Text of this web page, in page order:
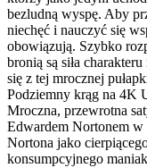
bezludną wyspę. Aby
niechęć i nauczyć się
obowiązują. Szybko
bronią są siła
się z tej mrocznej
Podziemny krąg na 4K
Mroczna, przewrotna
Edwardem Nortonem
Nortona jako
konsumpcyjnego